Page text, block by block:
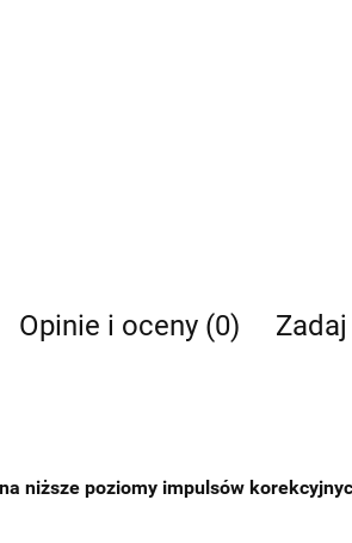
Opinie i oceny (0)
niższe poziomy impulsów